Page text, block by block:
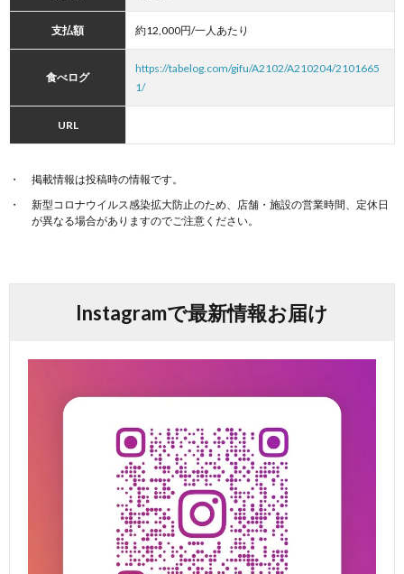
支払額 約12,000円/一人あたり
食べログ
https://tabelog.com/gifu/A2102/A210204/2101665
1/
URL
掲載情報は投稿時の情報です。
新型コロナウイルス感染拡大防止のため、店舗・施設の営業時間、定休日
が異なる場合がありますのでご注意ください。
Instagramで最新情報お届け